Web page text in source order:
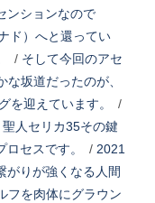
ンションなので
ド）へと還ってい
/ そして今回のアセ
な坂道だったのが、
を迎えています。
/
聖人セリカ35その鍵
セスです。
/ 2021
がりが強くなる人間
フを肉体にグラウン